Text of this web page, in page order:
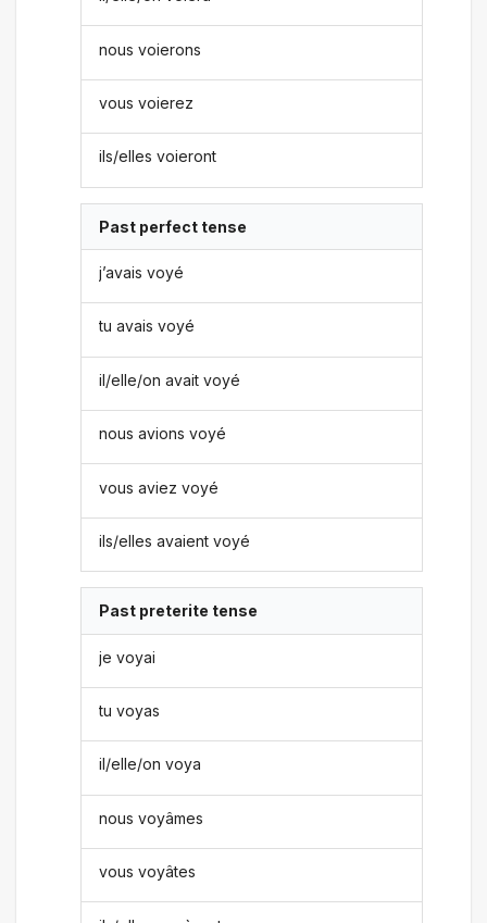
nous voierons
vous voierez
ils/elles voieront
Past perfect tense
j’avais voyé
tu avais voyé
il/elle/on avait voyé
nous avions voyé
vous aviez voyé
ils/elles avaient voyé
Past preterite tense
je voyai
tu voyas
il/elle/on voya
nous voyâmes
vous voyâtes